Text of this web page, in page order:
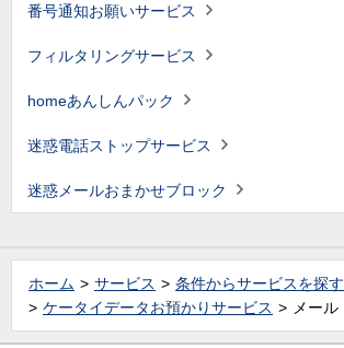
番号通知お願いサービス
フィルタリングサービス
homeあんしんパック
迷惑電話ストップサービス
迷惑メールおまかせブロック
ホーム サービス
条件からサービスを探す
ケータイデータお預かりサービス
メール